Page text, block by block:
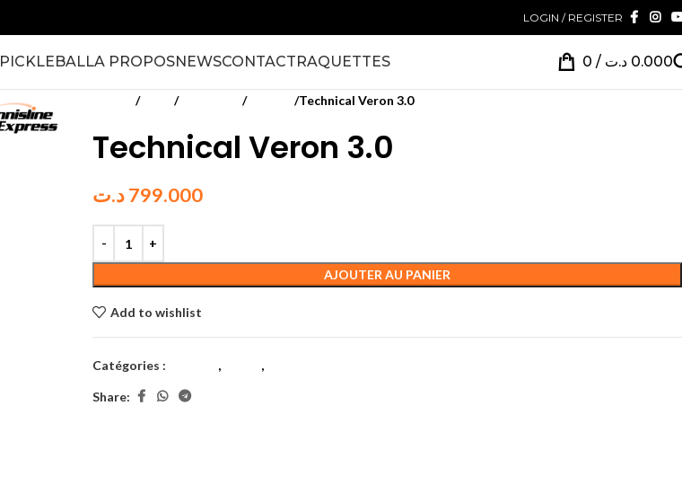
LOGIN / REGISTER
PICKLEBALLA PROPOSNEWSCONTACTRAQUETTES 0 / 0.000 د.ت
Padel Raquettes Adultes Technical Veron 3.0
Technical Veron 3.0
799.000د.ت
AJOUTER AU PANIER
Add to wishlist
Catégories : , ,
Share: